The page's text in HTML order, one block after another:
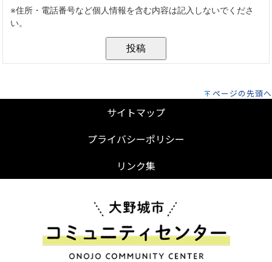
ページの先頭へ
サイトマップ
プライバシーポリシー
リンク集